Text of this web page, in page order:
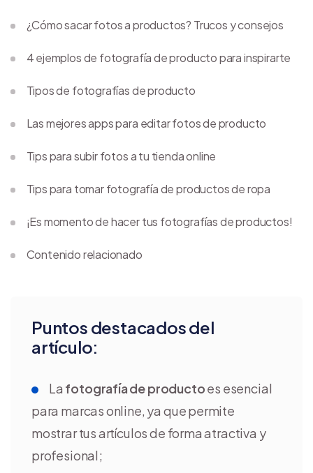
Puntos destacados del
artículo:
La fotografía de productoes esencial
para marcas online, ya que permite
mostrar tus artículos de forma atractiva y
profesional;
¿Cómo sacar fotos a productos? Trucos y consejos
4 ejemplos de fotografía de producto para inspirarte
Tipos de fotografías de producto
Las mejores apps para editar fotos de producto
Tips para subir fotos a tu tienda online
Tips para tomar fotografía de productos de ropa
¡Es momento de hacer tus fotografías de productos!
Contenido relacionado